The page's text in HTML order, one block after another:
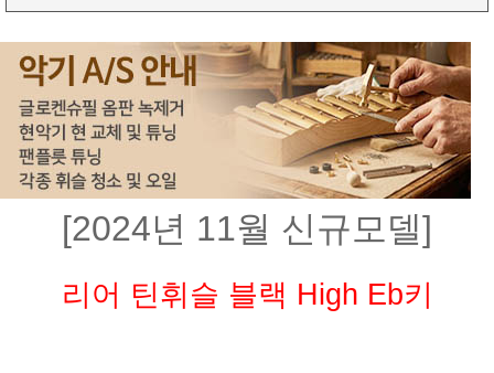
[2024년 11월 신규모델]
리어 틴휘슬 블랙 High Eb키